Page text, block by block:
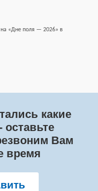
«Дне поля — 2026» в
какие
Вам
время